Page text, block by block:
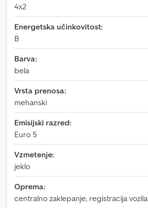
4x2
Energetska učinkovitost:
B
Barva:
bela
Vrsta prenosa:
mehanski
Emisijski razred:
Euro 5
Vzmetenje:
jeklo
Oprema:
centralno zaklepanje, registracija vozila